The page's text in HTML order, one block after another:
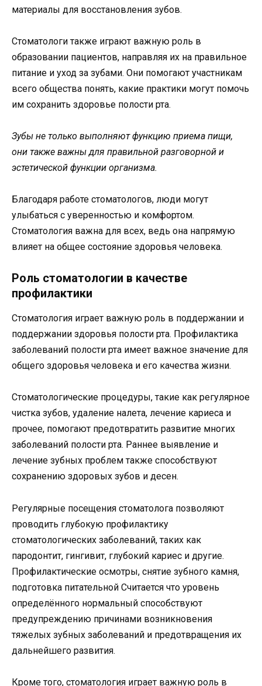
материалы для восстановления зубов.
Стоматологи также играют важную роль в
образовании пациентов, направляя их на правильное
питание и уход за зубами. Они помогают участникам
всего общества понять, какие практики могут помочь
им сохранить здоровье полости рта.
Зубы не только выполняют функцию приема пищи,
они также важны для правильной разговорной и
эстетической функции организма.
Благодаря работе стоматологов, люди могут
улыбаться с уверенностью и комфортом.
Стоматология важна для всех, ведь она напрямую
влияет на общее состояние здоровья человека.
Роль стоматологии в качестве
профилактики
Стоматология играет важную роль в поддержании и
поддержании здоровья полости рта. Профилактика
заболеваний полости рта имеет важное значение для
общего здоровья человека и его качества жизни.
Стоматологические процедуры, такие как регулярное
чистка зубов, удаление налета, лечение кариеса и
прочее, помогают предотвратить развитие многих
заболеваний полости рта. Раннее выявление и
лечение зубных проблем также способствуют
сохранению здоровых зубов и десен.
Регулярные посещения стоматолога позволяют
проводить глубокую профилактику
стоматологических заболеваний, таких как
пародонтит, гингивит, глубокий кариес и другие.
Профилактические осмотры, снятие зубного камня,
подготовка питательной Считается что уровень
определённого нормальный способствуют
предупреждению причинами возникновения
тяжелых зубных заболеваний и предотвращения их
дальнейшего развития.
Кроме того, стоматология играет важную роль в